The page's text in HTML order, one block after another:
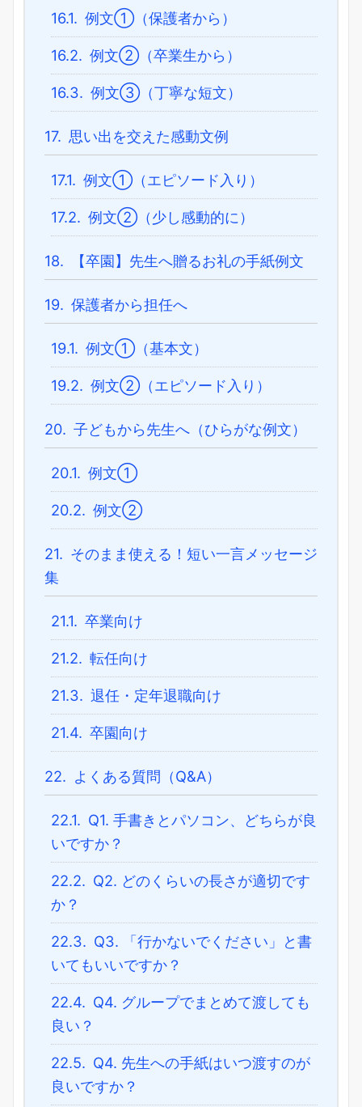
16.1. 例文①（保護者から）
16.2. 例文②（卒業生から）
16.3. 例文③（丁寧な短文）
17. 思い出を交えた感動文例
17.1. 例文①（エピソード入り）
17.2. 例文②（少し感動的に）
18. 【卒園】先生へ贈るお礼の手紙例文
19. 保護者から担任へ
19.1. 例文①（基本文）
19.2. 例文②（エピソード入り）
20. 子どもから先生へ（ひらがな例文）
20.1. 例文①
20.2. 例文②
21. そのまま使える！短い一言メッセージ
集
21.1. 卒業向け
21.2. 転任向け
21.3. 退任・定年退職向け
21.4. 卒園向け
22. よくある質問（Q&A）
22.1. Q1. 手書きとパソコン、どちらが良
いですか？
22.2. Q2. どのくらいの長さが適切です
か？
22.3. Q3. 「行かないでください」と書
いてもいいですか？
22.4. Q4. グループでまとめて渡しても
良い？
22.5. Q4. 先生への手紙はいつ渡すのが
良いですか？